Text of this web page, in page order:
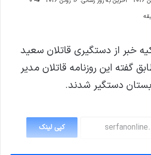
خبر از دستگیری قاتلان سعید
گفته این روزنامه قاتلان مدیر
دستگیر شدند.
کپی لینک